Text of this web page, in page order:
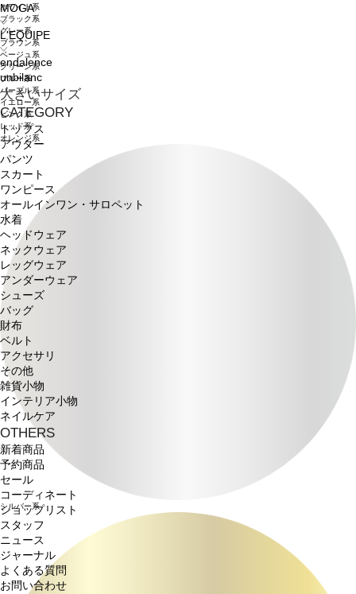
MOGA
L'EQUIPE
endalence
unbilanc
大きいサイズ
CATEGORY
トップス
アウター
パンツ
スカート
ワンピース
オールインワン・サロペット
水着
ヘッドウェア
ネックウェア
レッグウェア
アンダーウェア
シューズ
バッグ
財布
ベルト
アクセサリ
その他
雑貨小物
インテリア小物
ネイルケア
OTHERS
新着商品
予約商品
セール
コーディネート
ショップリスト
スタッフ
ニュース
ジャーナル
よくある質問
お問い合わせ
ホワイト系
ブラック系
グレー系
ブラウン系
ベージュ系
グリーン系
ブルー系
パープル系
イエロー系
ピンク系
レッド系
オレンジ系
シルバー系